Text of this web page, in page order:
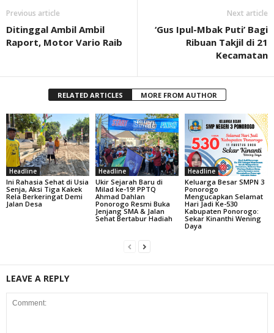
Previous article
Ditinggal Ambil Ambil
Raport, Motor Vario Raib
Next article
‘Gus Ipul-Mbak Puti’ Bagi
Ribuan Takjil di 21
Kecamatan
RELATED ARTICLES MORE FROM AUTHOR
Headline
Ini Rahasia Sehat di Usia
Senja, Aksi Tiga Kakek
Rela Berkeringat Demi
Jalan Desa
Headline
Ukir Sejarah Baru di
Milad ke-19! PPTQ
Ahmad Dahlan
Ponorogo Resmi Buka
Jenjang SMA & Jalan
Sehat Bertabur Hadiah
Headline
Keluarga Besar SMPN 3
Ponorogo
Mengucapkan Selamat
Hari Jadi Ke-530
Kabupaten Ponorogo:
Sekar Kinanthi Wening
Daya
LEAVE A REPLY